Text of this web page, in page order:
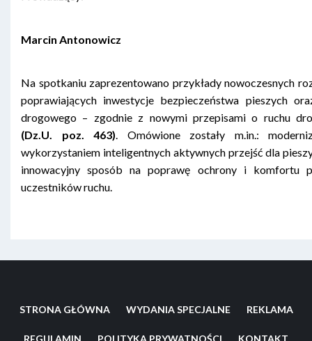
Marcin Antonowicz
Na spotkaniu zaprezentowano przykłady nowoczesnych
poprawiających inwestycje bezpieczeństwa pieszych
drogowego – zgodnie z nowymi przepisami o ruchu
(Dz.U. poz. 463). Omówione zostały m.in.:
wykorzystaniem inteligentnych aktywnych przejść dla
innowacyjny sposób na poprawę ochrony i komfortu
uczestników ruchu.
STRONA GŁÓWNA WYDANIA SPECJALNE REKLAMA
REGULAMIN POLITYKA PRYWATNOŚCI KONTAKT